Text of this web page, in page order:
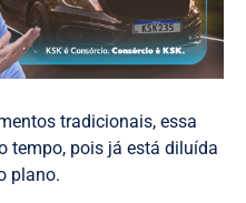
tradicionais, essa
tempo, pois já está diluída
plano.